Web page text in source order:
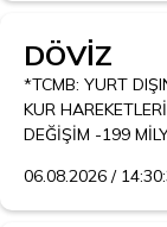
DÖVİZ
*TCMB: YURT
KUR
DEĞİŞİM -199
06.08.2026 /